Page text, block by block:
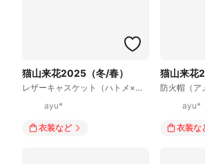
猫山来花2025（冬/春）
レザーキャスケット（ハトメ×ベルト）
ayu*
衣装など
猫山来花
ayu*
衣装な